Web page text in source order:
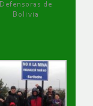
Defensoras de
Bolivia